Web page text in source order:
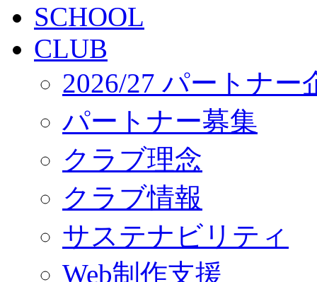
SCHOOL
CLUB
2026/27 パートナー
パートナー募集
クラブ理念
クラブ情報
サステナビリティ
Web制作支援